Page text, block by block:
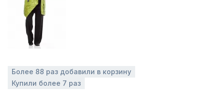
Более 88 раз добавили в корзину
Купили более 7 раз